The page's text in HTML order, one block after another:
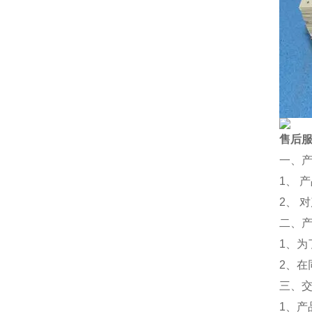
售后
一、
1、
2、
二、
1、为
2、在
三、
1、产